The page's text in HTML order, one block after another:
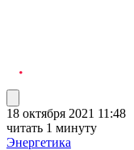
18 октября 2021 11:48
читать 1 минуту
Энергетика